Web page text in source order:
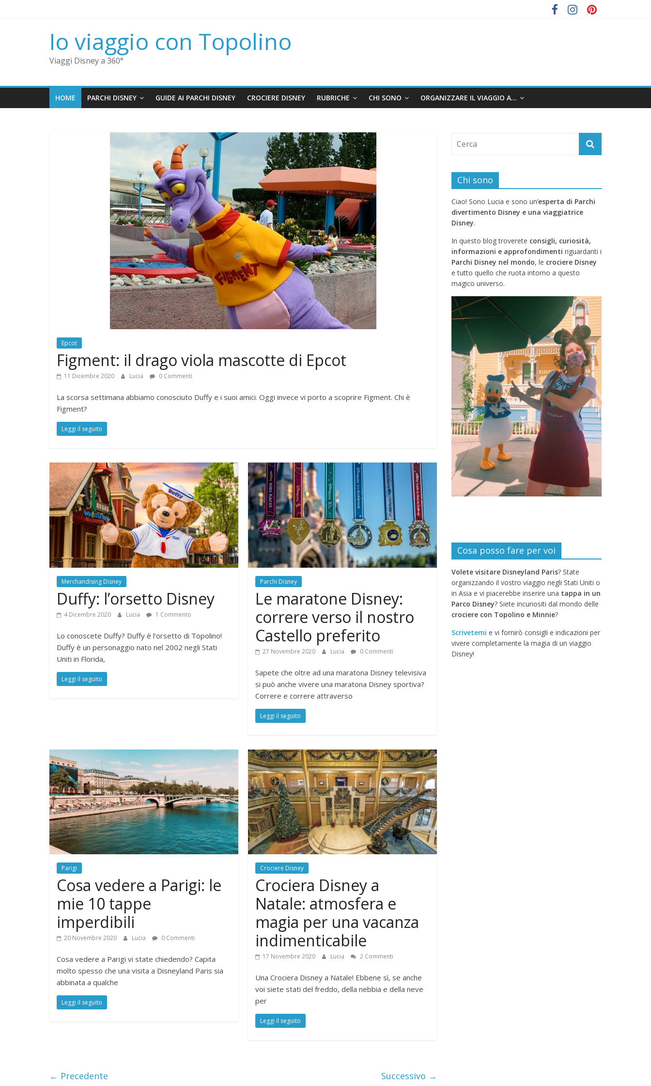
Io viaggio con Topolino
Viaggi Disney a 360°
HOME PARCHI DISNEY GUIDE AI PARCHI DISNEY CROCIERE DISNEY RUBRICHE CHI SONO ORGANIZZARE IL VIAGGIO A…
Epcot
Figment: il drago viola mascotte di Epcot
11 Dicembre 2020 Lucia 0 Commenti
La scorsa settimana abbiamo conosciuto Duffy e i suoi amici. Oggi invece vi porto a scoprire Figment. Chi è
Figment?
Leggi il seguito
Merchandising Disney
Duffy: l’orsetto Disney
4 Dicembre 2020 Lucia 1 Commento
Lo conoscete Duffy? Duffy è l’orsetto di Topolino!
Duffy è un personaggio nato nel 2002 negli Stati
Uniti in Florida,
Leggi il seguito
Parchi Disney
Le maratone Disney:
correre verso il nostro
Castello preferito
27 Novembre 2020 Lucia 0 Commenti
Sapete che oltre ad una maratona Disney televisiva
si può anche vivere una maratona Disney sportiva?
Correre e correre attraverso
Leggi il seguito
Parigi
Cosa vedere a Parigi: le
mie 10 tappe
imperdibili
20 Novembre 2020 Lucia 0 Commenti
Cosa vedere a Parigi vi state chiedendo? Capita
molto spesso che una visita a Disneyland Paris sia
abbinata a qualche
Leggi il seguito
Crociere Disney
Crociera Disney a
Natale: atmosfera e
magia per una vacanza
indimenticabile
17 Novembre 2020 Lucia 2 Commenti
Una Crociera Disney a Natale! Ebbene sì, se anche
voi siete stati del freddo, della nebbia e della neve
per
Leggi il seguito
← Precedente Successivo →
Chi sono
Ciao! Sono Lucia e sono un’esperta di Parchi
divertimento Disney e una viaggiatrice
Disney.
In questo blog troverete consigli, curiosità,
informazioni e approfondimenti riguardanti i
Parchi Disney nel mondo, le crociere Disney
e tutto quello che ruota intorno a questo
magico universo.
Cosa posso fare per voi
Volete visitare Disneyland Paris? State
organizzando il vostro viaggio negli Stati Uniti o
in Asia e vi piacerebbe inserire una tappa in un
Parco Disney? Siete incuriositi dal mondo delle
crociere con Topolino e Minnie?
Scrivetemi e vi fornirò consigli e indicazioni per
vivere completamente la magia di un viaggio
Disney!